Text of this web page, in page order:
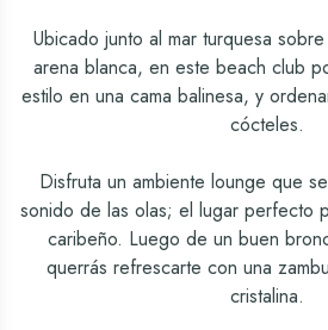
Ubicado junto al mar turquesa
arena blanca, en este beach club
estilo en una cama balinesa, y
cócteles.
Disfruta un ambiente lounge que
sonido de las olas; el lugar perfecto
caribeño. Luego de un buen
querrás refrescarte con una
cristalina.